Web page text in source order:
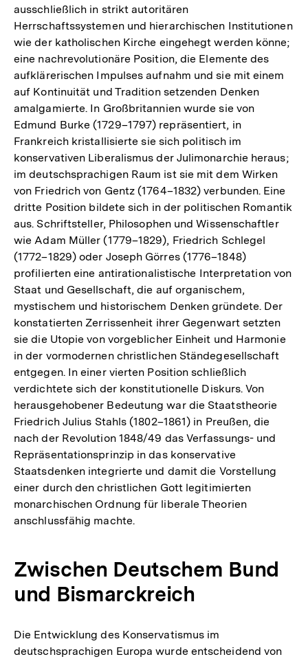
ausschließlich in strikt autoritären
Herrschaftssystemen und hierarchischen Institutionen
wie der katholischen Kirche eingehegt werden könne;
eine nachrevolutionäre Position, die Elemente des
aufklärerischen Impulses aufnahm und sie mit einem
auf Kontinuität und Tradition setzenden Denken
amalgamierte. In Großbritannien wurde sie von
Edmund Burke (1729–1797) repräsentiert, in
Frankreich kristallisierte sie sich politisch im
konservativen Liberalismus der Julimonarchie heraus;
im deutschsprachigen Raum ist sie mit dem Wirken
von Friedrich von Gentz (1764–1832) verbunden. Eine
dritte Position bildete sich in der politischen Romantik
aus. Schriftsteller, Philosophen und Wissenschaftler
wie Adam Müller (1779–1829), Friedrich Schlegel
(1772–1829) oder Joseph Görres (1776–1848)
profilierten eine antirationalistische Interpretation von
Staat und Gesellschaft, die auf organischem,
mystischem und historischem Denken gründete. Der
konstatierten Zerrissenheit ihrer Gegenwart setzten
sie die Utopie von vorgeblicher Einheit und Harmonie
in der vormodernen christlichen Ständegesellschaft
entgegen. In einer vierten Position schließlich
verdichtete sich der konstitutionelle Diskurs. Von
herausgehobener Bedeutung war die Staatstheorie
Friedrich Julius Stahls (1802–1861) in Preußen, die
nach der Revolution 1848/49 das Verfassungs- und
Repräsentationsprinzip in das konservative
Staatsdenken integrierte und damit die Vorstellung
einer durch den christlichen Gott legitimierten
monarchischen Ordnung für liberale Theorien
anschlussfähig machte.
Zwischen Deutschem Bund
und Bismarckreich
Die Entwicklung des Konservatismus im
deutschsprachigen Europa wurde entscheidend von